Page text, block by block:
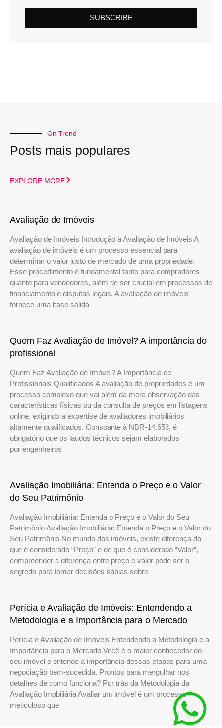
SUBSCRIBE
On Trend
Posts mais populares
EXPLORE MORE
Avaliação de Imóveis
Avaliação de Imóveis Introdução à Avaliação de Imóveis A
avaliação de imóveis é um processo essencial para
determinar o valor justo de mercado de uma propriedade.
Esse procedimento é fundamental tanto para compradores
quanto para vendedores, além de ser crucial em processos de
financiamento e disputas legais. A avaliação de imóveis
fornece uma base sólida
Quem Faz Avaliação de Imóvel? A importância do
profissional
Quem Faz Avaliação de Imóvel? A Importância de
Profissionais Qualificados A avaliação de propriedades é um
processo complexo que vai além da mera observação das
características físicas ou da consulta de preços em listagens
online, exigindo a expertise de avaliadores imobiliários
altamente qualificados. Consoante à NBR-14.653, é
obrigatório que os laudos técnicos sejam elaborados
por engenheiros
Avaliação Imobiliária: Entenda o Preço e o Valor
do Seu Patrimônio
Avaliação Imobiliária: Entenda o Preço e o Valor do Seu
Patrimônio Avaliação Imobiliária: Entenda o Preço e o Valor do
Seu Patrimônio No mundo dos imóveis, existe diferença do
que é considerado “Preço” e do que é considerado “Valor”,
compreender a diferença entre preço e valor pode ser o
segredo para tomar decisões sábias sobre
Perícia e Avaliação de Imóveis: Entendendo a
Metodologia e a Importância para o Mercado
Perícia e Avaliação de Imóveis Entendendo a Metodologia e a
Importância para o Mercado Você é o maior conhecedor do
seu imóvel e entende a importância dessas etapas para uma
negociação bem-sucedida. Prontos para mergulhar nos
detalhes de como funciona? Por trás da Metodologia da
Avaliação Imobiliária Avaliar um imóvel é um processo
meticuloso que